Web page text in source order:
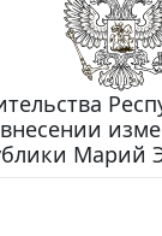
Марий